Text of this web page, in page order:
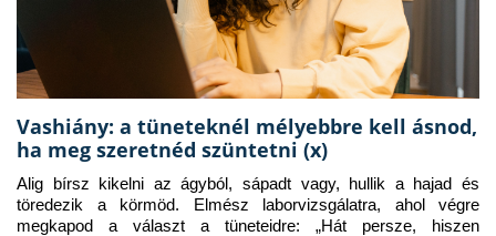
Vashiány: a tüneteknél mélyebbre kell ásnod,
ha meg szeretnéd szüntetni (x)
Alig bírsz kikelni az ágyból, sápadt vagy, hullik a hajad és
töredezik a körmöd. Elmész laborvizsgálatra, ahol végre
megkapod a választ a tüneteidre: „Hát persze, hiszen